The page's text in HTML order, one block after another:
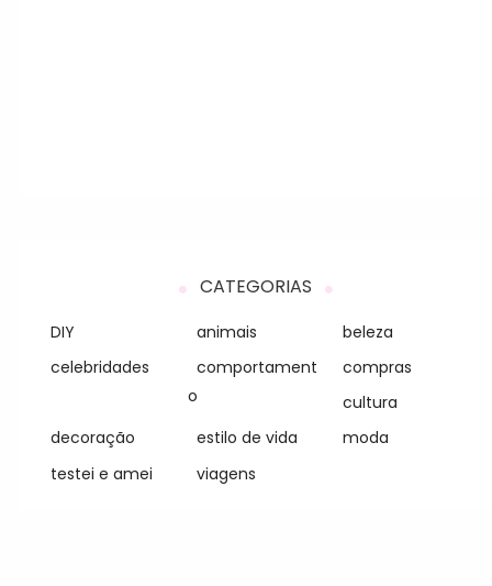
CATEGORIAS
DIY animais
beleza
celebridades
comportament
o
compras
cultura
decoração
estilo de vida
moda
testei e amei
viagens